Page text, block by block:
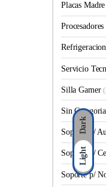
Dark
Light
Placas
Procesadores
Servicio
Silla Gamer
Sin
Soporte p/
Soporte p/
Soporte p/